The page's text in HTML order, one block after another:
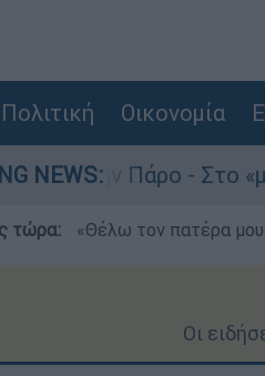
Πολιτική Οικονομία
NEWS:
- Στο «μικροσκόπιο»
τώρα: «Θέλω τον πατέρα
Οι